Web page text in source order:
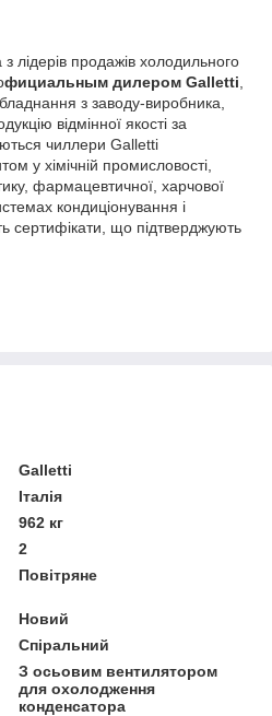
лідерів продажів холодильного
фициальным дилером Galletti
з заводу-виробника,
відмінної якості за
чиллери Galletti
у хімічній промисловості,
фармацевтичної, харчової
кондиціонування і
сертифікати, що підтверджують
Galletti
Італія
962 кг
2
Повітряне
Новий
Спіральний
З осьовим вентилятором
для охолодження
конденсатора